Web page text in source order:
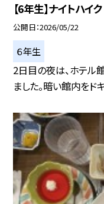
【6年生】ナイトハイク
公開日 2026/05/22
６年生
2日目の夜は、ホテル
ました。暗い館内をド